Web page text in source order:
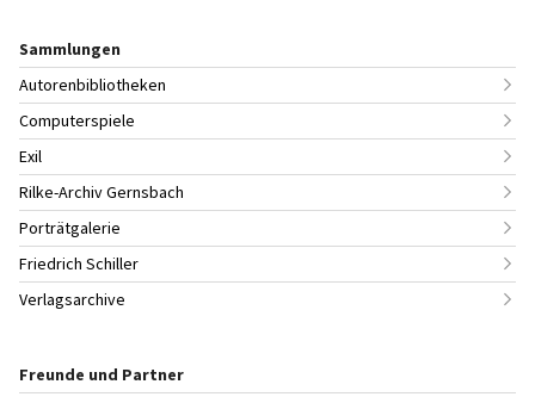
Sammlungen
Autorenbibliotheken
Computerspiele
Exil
Rilke-Archiv Gernsbach
Porträtgalerie
Friedrich Schiller
Verlagsarchive
Freunde und Partner